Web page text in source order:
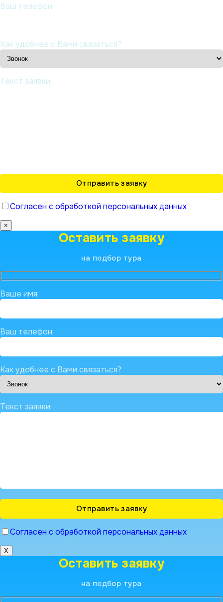
Ваш телефон:
Как удобнее с Вами связаться?
Текст заявки:
Согласен с обработкой персональных данных
×
Оставить заявку
на подбор тура
Ваше имя:
Ваш телефон:
Как удобнее с Вами связаться?
Текст заявки:
Согласен с обработкой персональных данных
X
Оставить заявку
на подбор тура